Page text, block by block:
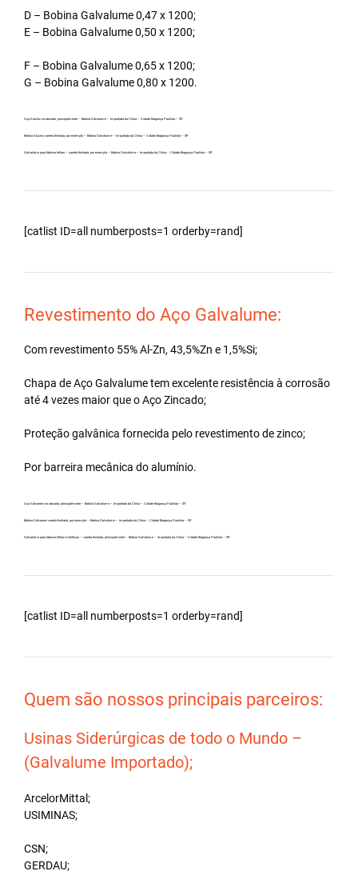
D – Bobina Galvalume 0,47 x 1200;
E – Bobina Galvalume 0,50 x 1200;
F – Bobina Galvalume 0,65 x 1200;
G – Bobina Galvalume 0,80 x 1200.
Aço Aluzinc no atacado, principalmente – Bobina Galvalume – Importada da China – Cidade Bragança Paulista – SP.
Bobina Aluzinc carreta fechada, por exemplo – Bobina Galvalume – Importada da China – Cidade Bragança Paulista – SP.
Galvalume para fabricar telhas – carreta fechada, por exemplo – Bobina Galvalume – Importada da China – Cidade Bragança Paulista – SP.
[catlist ID=all numberposts=1 orderby=rand]
Revestimento do Aço Galvalume:
Com revestimento 55% Al-Zn, 43,5%Zn e 1,5%Si;
Chapa de Aço Galvalume tem excelente resistência à corrosão
até 4 vezes maior que o Aço Zincado;
Proteção galvânica fornecida pelo revestimento de zinco;
Por barreira mecânica do alumínio.
Aço Galvanew no atacado, principalmente – Bobina Galvalume – Importada da China – Cidade Bragança Paulista – SP.
Bobina Galvanew carreta fechada, por exemplo – Bobina Galvalume – Importada da China – Cidade Bragança Paulista – SP.
Galvalume para fabricar telhas metálicas – carreta fechada, principalmente – Bobina Galvalume – Importada da China – Cidade Bragança Paulista – SP.
[catlist ID=all numberposts=1 orderby=rand]
Quem são nossos principais parceiros:
Usinas Siderúrgicas de todo o Mundo –
(Galvalume Importado);
ArcelorMittal;
USIMINAS;
CSN;
GERDAU;